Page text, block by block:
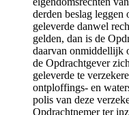
derden beslag leggen
geleverde danwel
gelden, dan is de
daarvan onmiddellijk
de Opdrachtgever
geleverde te
ontploffings- en
polis van deze
Opdrachtnemer ter